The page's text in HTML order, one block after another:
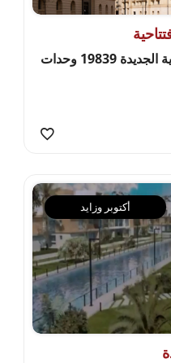
مشروع R FIVE العاصمة الإدارية الجديدة 19839 وحدات
أكتوبر وزايد